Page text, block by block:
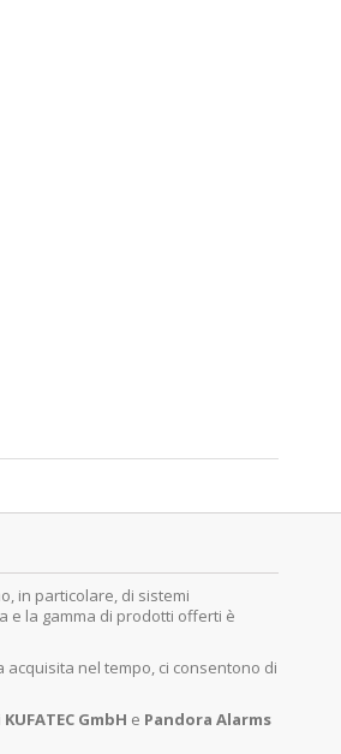
in particolare, di sistemi
e la gamma di prodotti offerti è
nel tempo, ci consentono di
KUFATEC GmbH e Pandora Alarms